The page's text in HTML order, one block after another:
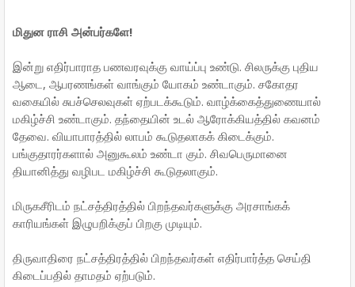
மிதுன ராசி அன்பர்களே!
இன்று எதிர்பாராத பணவரவுக்கு வாய்ப்பு உண்டு. சிலருக்கு புதிய
ஆடை, ஆபரணங்கள் வாங்கும் யோகம் உண்டாகும். சகோதர
வகையில் சுபச்செலவுகள் ஏற்படக்கூடும். வாழ்க்கைத்துணையால்
மகிழ்ச்சி உண்டாகும். தந்தையின் உடல் ஆரோக்கியத்தில் கவனம்
தேவை. வியாபாரத்தில் லாபம் கூடுதலாகக் கிடைக்கும்.
பங்குதாரர்களால் அனுகூலம் உண்டா கும். சிவபெருமானை
தியானித்து வழிபட மகிழ்ச்சி கூடுதலாகும்.
மிருகசீரிடம் நட்சத்திரத்தில் பிறந்தவர்களுக்கு அரசாங்கக்
காரியங்கள் இழுபறிக்குப் பிறகு முடியும்.
திருவாதிரை நட்சத்திரத்தில் பிறந்தவர்கள் எதிர்பார்த்த செய்தி
கிடைப்பதில் தாமதம் ஏற்படும்.